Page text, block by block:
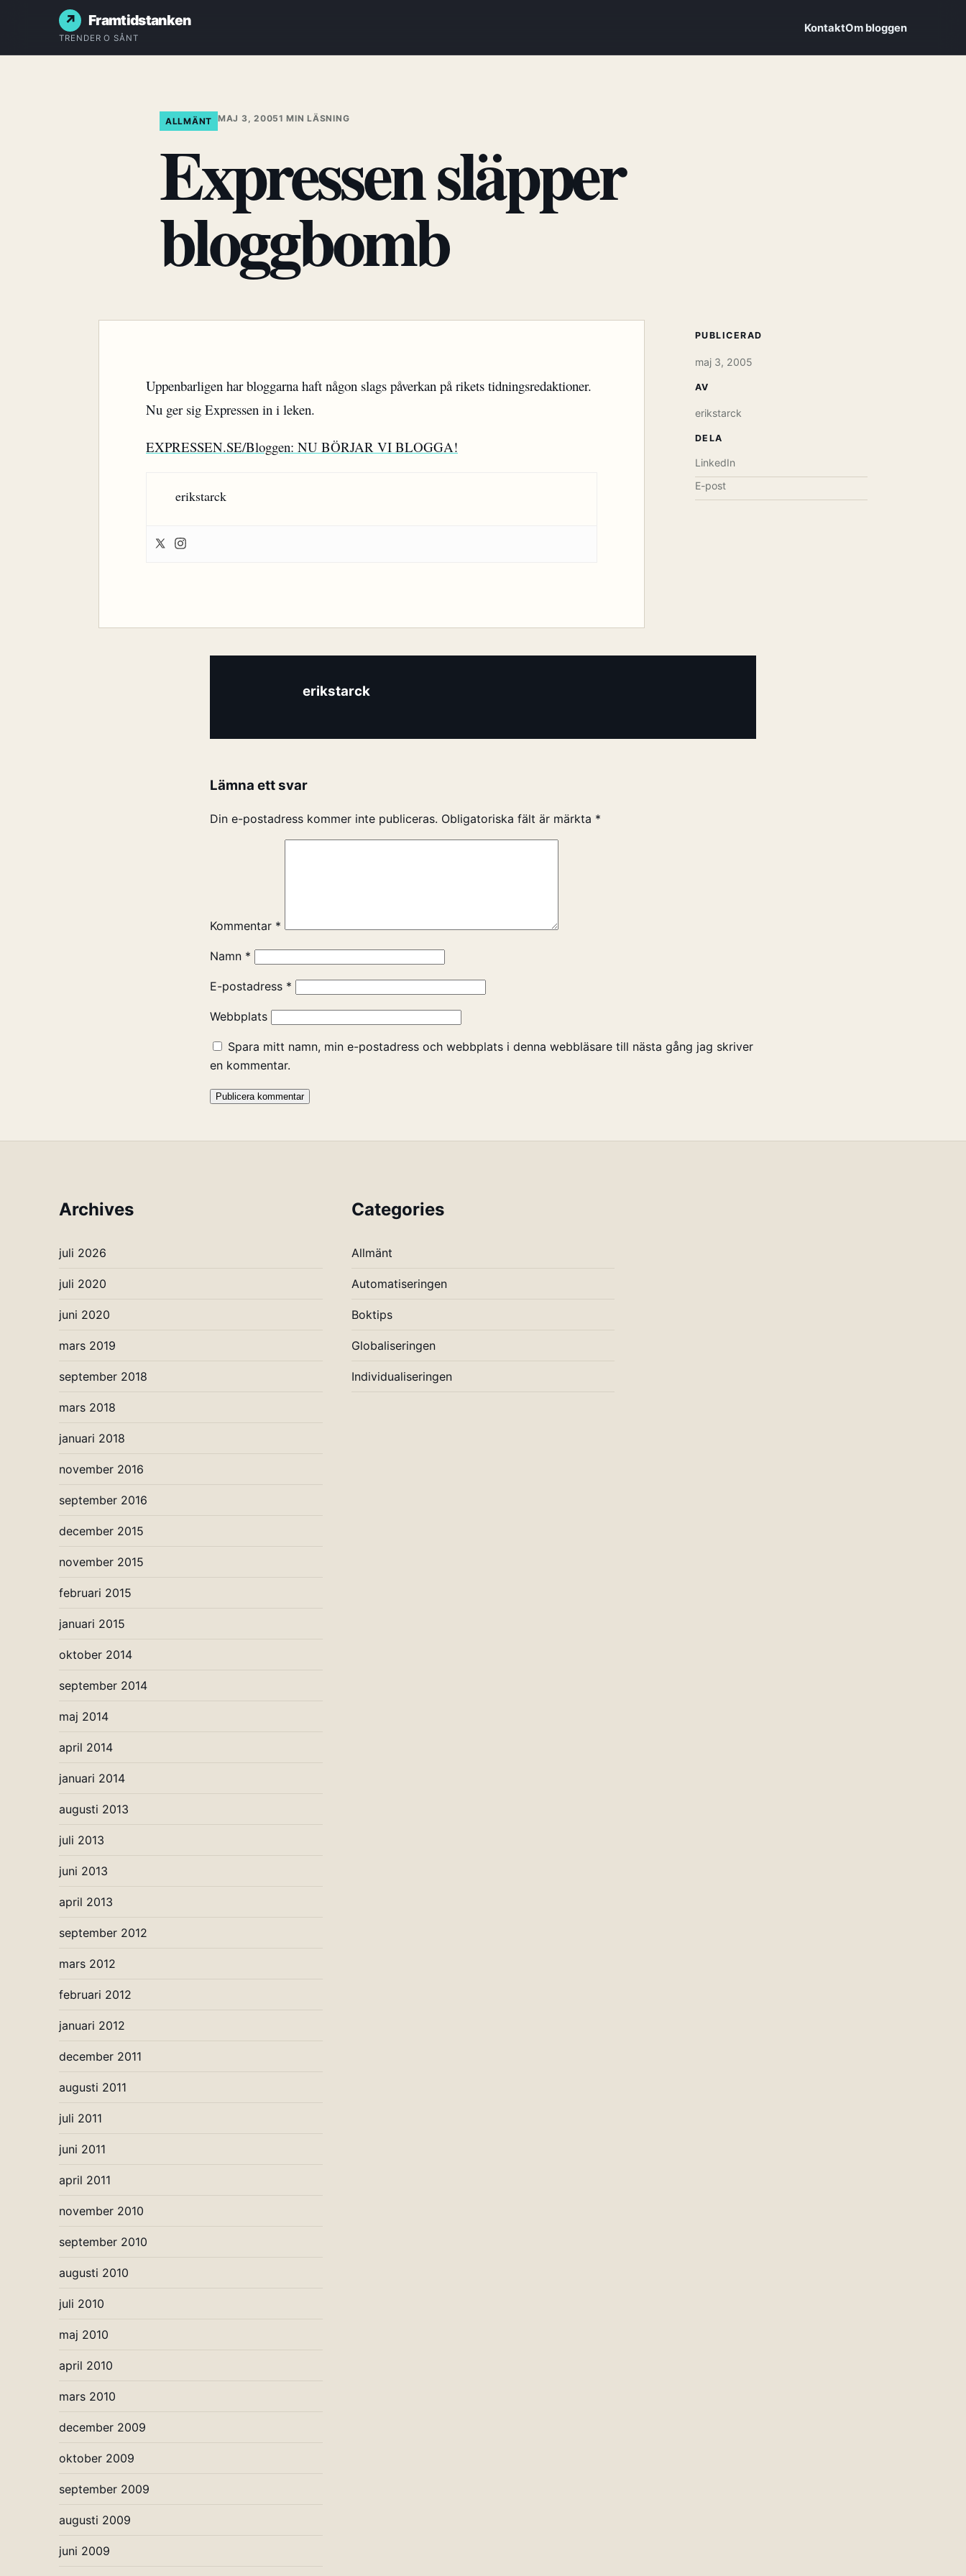
Framtidstanken
TRENDER O SÅNT
KontaktOm bloggen
ALLMÄNT MAJ 3, 20051 MIN LÄSNING
Expressen släpper
bloggbomb
Uppenbarligen har bloggarna haft någon slags påverkan på rikets tidningsredaktioner.
Nu ger sig Expressen in i leken.
EXPRESSEN.SE/Bloggen: NU BÖRJAR VI BLOGGA!
erikstarck
PUBLICERAD
maj 3, 2005
AV
erikstarck
DELA
LinkedIn
E-post
erikstarck
Lämna ett svar
Din e-postadress kommer inte publiceras. Obligatoriska fält är märkta *
Kommentar *
Namn *
E-postadress *
Webbplats
Spara mitt namn, min e-postadress och webbplats i denna webbläsare till nästa gång jag skriver
en kommentar.
Archives
juli 2026
juli 2020
juni 2020
mars 2019
september 2018
mars 2018
januari 2018
november 2016
september 2016
december 2015
november 2015
februari 2015
januari 2015
oktober 2014
september 2014
maj 2014
april 2014
januari 2014
augusti 2013
juli 2013
juni 2013
april 2013
september 2012
mars 2012
februari 2012
januari 2012
december 2011
augusti 2011
juli 2011
juni 2011
april 2011
november 2010
september 2010
augusti 2010
juli 2010
maj 2010
april 2010
mars 2010
december 2009
oktober 2009
september 2009
augusti 2009
juni 2009
Categories
Allmänt
Automatiseringen
Boktips
Globaliseringen
Individualiseringen